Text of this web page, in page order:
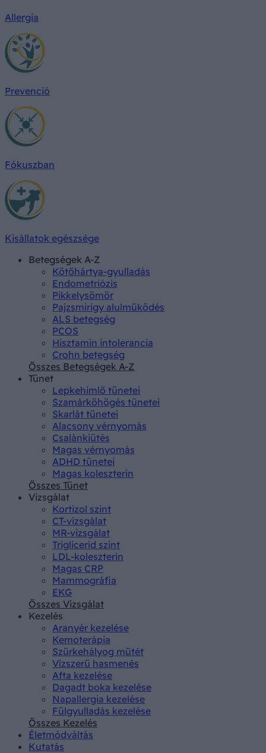
Allergia
Prevenció
Fókuszban
Kisállatok egészsége
Betegségek A-Z
Kötőhártya-gyulladás
Endometriózis
Pikkelysömör
Pajzsmirigy alulműködés
ALS betegség
PCOS
Hisztamin intolerancia
Crohn betegség
Összes Betegségek A-Z
Tünet
Lepkehimlő tünetei
Szamárköhögés tünetei
Skarlát tünetei
Alacsony vérnyomás
Csalánkiütés
Magas vérnyomás
ADHD tünetei
Magas koleszterin
Összes Tünet
Vizsgálat
Kortizol szint
CT-vizsgálat
MR-vizsgálat
Triglicerid szint
LDL-koleszterin
Magas CRP
Mammográfia
EKG
Összes Vizsgálat
Kezelés
Aranyér kezelése
Kemoterápia
Szürkehályog műtét
Vízszerű hasmenés
Afta kezelése
Dagadt boka kezelése
Napallergia kezelése
Fülgyulladás kezelése
Összes Kezelés
Életmódváltás
Kutatás